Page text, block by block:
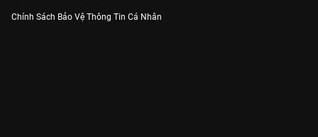
Chính Sách Bảo Vệ Thông Tin Cá Nhân